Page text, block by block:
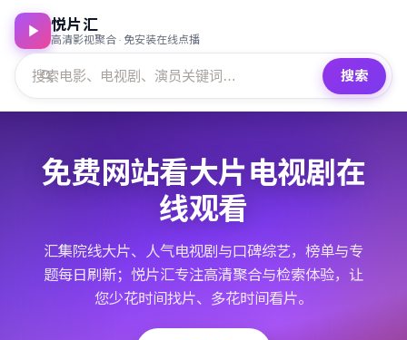
悦片汇
高清影视聚合 · 免安装在线点播
搜索
免费网站看大片电视剧在
线观看
汇集院线大片、人气电视剧与口碑综艺，榜单与专
题每日刷新；悦片汇专注高清聚合与检索体验，让
您少花时间找片、多花时间看片。